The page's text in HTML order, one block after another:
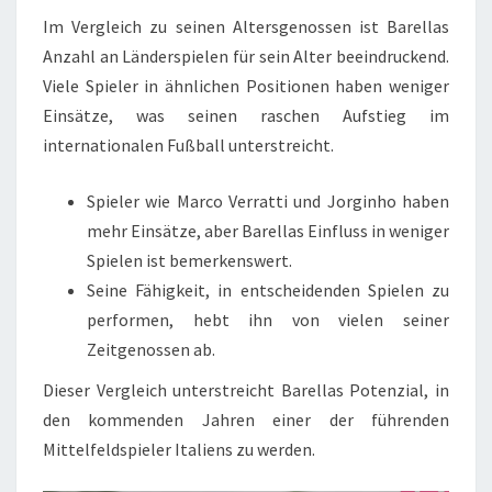
Im Vergleich zu seinen Altersgenossen ist Barellas
Anzahl an Länderspielen für sein Alter beeindruckend.
Viele Spieler in ähnlichen Positionen haben weniger
Einsätze, was seinen raschen Aufstieg im
internationalen Fußball unterstreicht.
Spieler wie Marco Verratti und Jorginho haben
mehr Einsätze, aber Barellas Einfluss in weniger
Spielen ist bemerkenswert.
Seine Fähigkeit, in entscheidenden Spielen zu
performen, hebt ihn von vielen seiner
Zeitgenossen ab.
Dieser Vergleich unterstreicht Barellas Potenzial, in
den kommenden Jahren einer der führenden
Mittelfeldspieler Italiens zu werden.